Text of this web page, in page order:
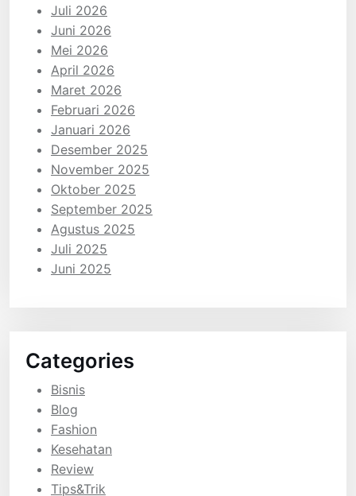
Juli 2026
Juni 2026
Mei 2026
April 2026
Maret 2026
Februari 2026
Januari 2026
Desember 2025
November 2025
Oktober 2025
September 2025
Agustus 2025
Juli 2025
Juni 2025
Categories
Bisnis
Blog
Fashion
Kesehatan
Review
Tips&Trik